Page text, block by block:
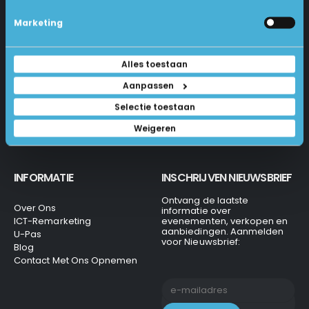
Marketing
Alles toestaan
Aanpassen
Selectie toestaan
Weigeren
035-6284312
info@laptops4all.nl
Veel Gestelde Vragen
Algemene Voorwaarden
Privacy Beleid
INFORMATIE
Over Ons
ICT-Remarketing
U-Pas
Blog
Contact Met Ons Opnemen
INSCHRIJVEN NIEUWSBRIEF
Ontvang de laatste
informatie over
evenementen, verkopen en
aanbiedingen. Aanmelden
voor Nieuwsbrief: